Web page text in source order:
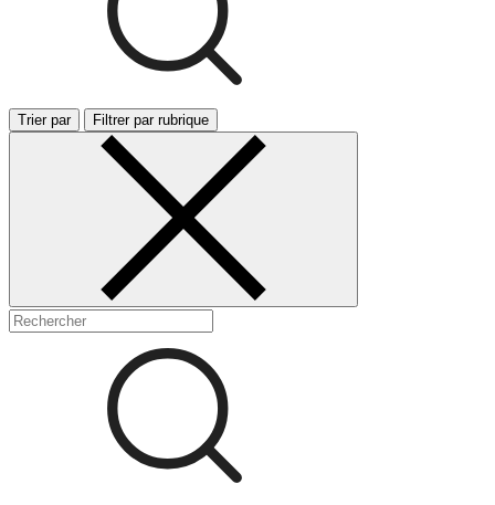
Trier par Filtrer par rubrique